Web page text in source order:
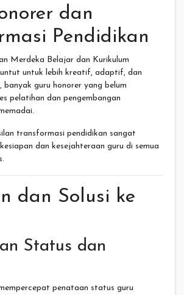
dan
Pendidikan
Merdeka Belajar dan Kurikulum
untuk lebih kreatif, adaptif, dan
guru honorer yang belum
pelatihan dan pengembangan
transformasi pendidikan sangat
dan kesejahteraan guru di semua
dan Solusi ke
Status dan
penataan status guru